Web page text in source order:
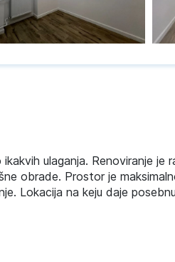
ulaganja. Renoviranje je
obrade. Prostor je
Lokacija na keju daje